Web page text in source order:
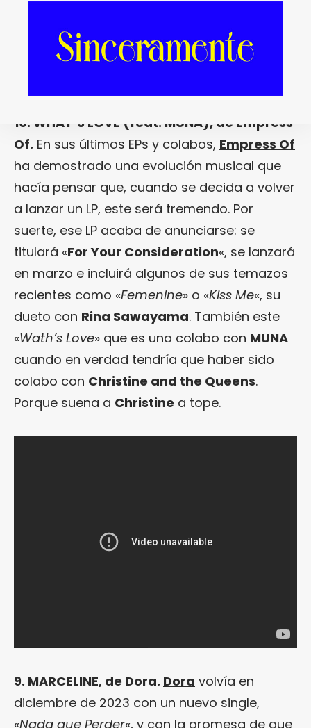
10. WHAT’S LOVE (feat. MUNA), de Empress
Of. En sus últimos EPs y colabos, Empress Of
ha demostrado una evolución musical que
hacía pensar que, cuando se decida a volver
a lanzar un LP, este será tremendo. Por
suerte, ese LP acaba de anunciarse: se
titulará «For Your Consideration«, se lanzará
en marzo e incluirá algunos de sus temazos
recientes como «Femenine» o «Kiss Me«, su
dueto con Rina Sawayama. También este
«Wath’s Love» que es una colabo con MUNA
cuando en verdad tendría que haber sido
colabo con Christine and the Queens.
Porque suena a Christine a tope.
9. MARCELINE, de Dora. Dora volvía en
diciembre de 2023 con un nuevo single,
«Nada que Perder«, y con la promesa de que